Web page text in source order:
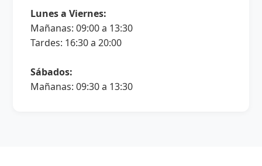
Lunes a Viernes:
Mañanas: 09:00 a 13:30
Tardes: 16:30 a 20:00
Sábados:
Mañanas: 09:30 a 13:30